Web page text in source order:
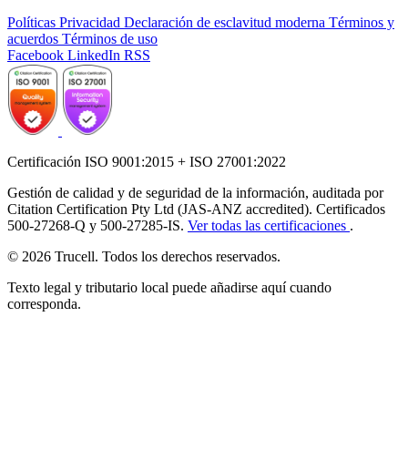
Políticas Privacidad Declaración de esclavitud moderna Términos y
acuerdos Términos de uso
Facebook LinkedIn RSS
Certificación ISO 9001:2015 + ISO 27001:2022
Gestión de calidad y de seguridad de la información, auditada por
Citation Certification Pty Ltd (JAS-ANZ accredited). Certificados
500-27268-Q y 500-27285-IS. Ver todas las certificaciones .
© 2026 Trucell. Todos los derechos reservados.
Texto legal y tributario local puede añadirse aquí cuando
corresponda.